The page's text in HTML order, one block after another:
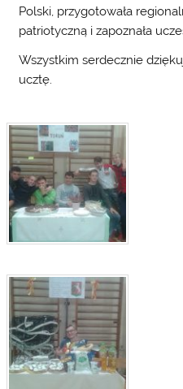
Polski, przygotowała
patriotyczną i zapoznała
Wszystkim serdecznie
ucztę.